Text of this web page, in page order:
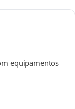
equipamentos